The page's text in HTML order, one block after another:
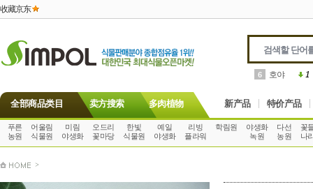
收藏京东
6 호야 1
全部商品类目 卖方搜索 多肉植物 新产品 特价产品
푸른
농원
어울림
식물원
미림
야생화
오드리
꽃마당
한빛
식물원
예일
야생화
리빙
플라워
학림원
야생화
녹원
다선
농원
꽃
나
>